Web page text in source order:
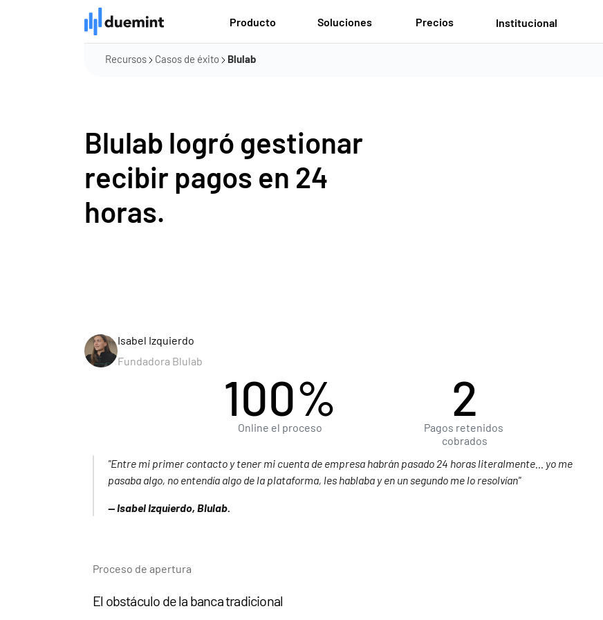
Producto Soluciones Precios Institucional
Recursos Casos de éxito Blulab
Blulab logró gestionar
recibir pagos en 24
horas.
Isabel Izquierdo
Fundadora Blulab
100%
Online el proceso
2
Pagos retenidos
cobrados
"Entre mi primer contacto y tener mi cuenta de empresa habrán pasado 24 horas literalmente... yo me
pasaba algo, no entendía algo de la plataforma, les hablaba y en un segundo me lo resolvían"
— Isabel Izquierdo, Blulab.
Proceso de apertura
El obstáculo de la banca tradicional